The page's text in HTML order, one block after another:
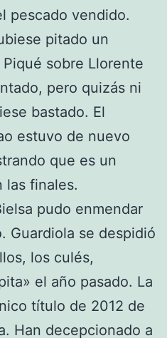
pescado vendido.
pitado un
sobre Llorente
pero quizás ni
bastado. El
estuvo de nuevo
que es un
las finales.
pudo enmendar
Guardiola se despidió
los culés,
el año pasado. La
título de 2012 de
Han decepcionado a